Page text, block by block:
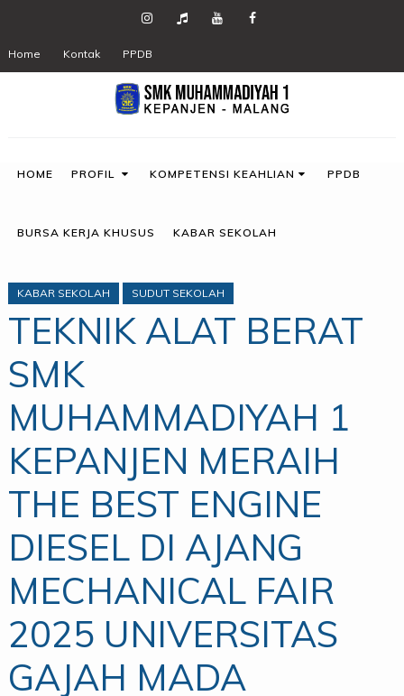
Home Kontak PPDB
HOME PROFIL KOMPETENSI KEAHLIAN PPDB
BURSA KERJA KHUSUS KABAR SEKOLAH
KABAR SEKOLAH SUDUT SEKOLAH
TEKNIK ALAT BERAT
SMK
MUHAMMADIYAH 1
KEPANJEN MERAIH
THE BEST ENGINE
DIESEL DI AJANG
MECHANICAL FAIR
2025 UNIVERSITAS
GAJAH MADA